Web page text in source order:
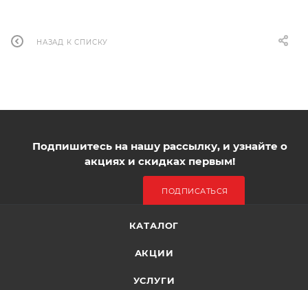
НАЗАД К СПИСКУ
Подпишитесь на нашу рассылку, и узнайте о
акциях и скидках первым!
ПОДПИСАТЬСЯ
КАТАЛОГ
АКЦИИ
УСЛУГИ